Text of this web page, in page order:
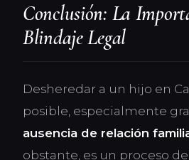
Conclusión: La
Blindaje Legal
Desheredar a un hijo en
posible, especialmente
ausencia de relación
obstante, es un proceso